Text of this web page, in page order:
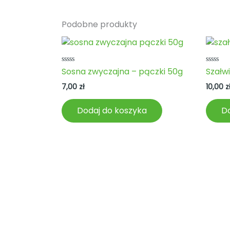
Podobne produkty
Oceniono
0
na
5
Sosna zwyczajna – pączki 50g
7,00 zł
Dodaj do koszyka
0
na
5
10,00